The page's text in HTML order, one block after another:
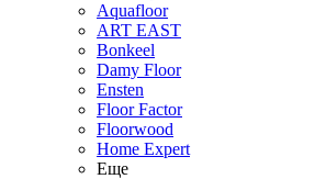
Aquafloor
ART EAST
Bonkeel
Damy Floor
Ensten
Floor Factor
Floorwood
Home Expert
Еще